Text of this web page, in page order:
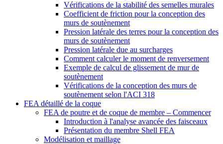
Vérifications de la stabilité des semelles murales
Coefficient de friction pour la conception des
murs de soutènement
Pression latérale des terres pour la conception des
murs de soutènement
Pression latérale due au surcharges
Comment calculer le moment de renversement
Exemple de calcul de glissement de mur de
soutènement
Vérifications de la conception des murs de
soutènement selon l'ACI 318
FEA détaillé de la coque
FEA de poutre et de coque de membre – Commencer
Introduction à l'analyse avancée des faisceaux
Présentation du membre Shell FEA
Modélisation et maillage